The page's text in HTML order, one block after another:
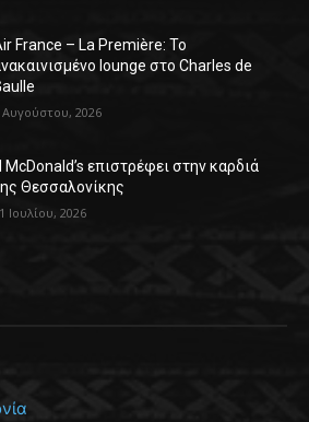
France – La Première: Το
lounge στο Charles de
Αυγούστου, 2026
McDonald’s επιστρέφει στην καρδιά
Θεσσαλονίκης
Ιουλίου, 2026